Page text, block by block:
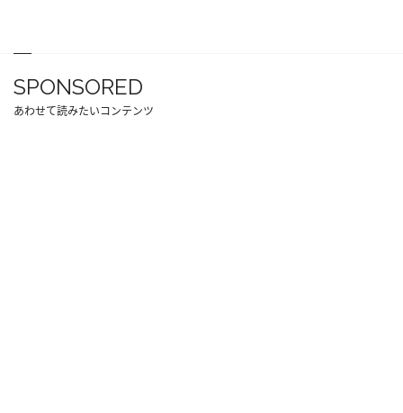
SPONSORED
あわせて読みたいコンテンツ